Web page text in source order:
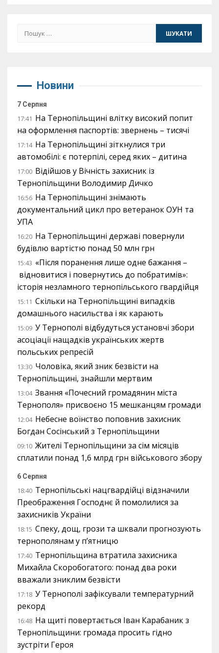
Пошук:
Новини
7 Серпня
17:41 На Тернопільщині влітку високий попит
на оформлення паспортів: звернень – тисячі
17:14 На Тернопільщині зіткнулися три
автомобілі: є потерпілі, серед яких – дитина
17:00 Відійшов у Вічність захисник із
Тернопільщини Володимир Дичко
16:56 На Тернопільщині знімають
документальний цикл про ветеранок ОУН та
УПА
16:20 На Тернопільщині державі повернули
будівлю вартістю понад 50 млн грн
15:43 «Після поранення лише одне бажання –
відновитися і повернутись до побратимів»:
історія незламного тернопільського гвардійця
15:11 Скільки на Тернопільщині випадків
домашнього насильства і як карають
15:09 У Тернополі відбудуться установчі збори
асоціації нащадків українських жертв
польських репресій
13:30 Чоловіка, який зник безвісти на
Тернопільщині, знайшли мертвим
13:04 Звання «Почесний громадянин міста
Тернополя» присвоєно 15 мешканцям громади
12:04 Небесне воїнство поповнив захисник
Богдан Сосінський з Тернопільщини
09:10 Жителі Тернопільщини за сім місяців
сплатили понад 1,6 млрд грн військового збору
6 Серпня
18:40 Тернопільські нацгвардійці відзначили
Преображення Господнє й помолилися за
захисників України
18:15 Спеку, дощ, грози та шквали прогнозують
тернополянам у п’ятницю
17:40 Тернопільщина втратила захисника
Михайла Скоробогатого: понад два роки
вважали зниклим безвісти
17:18 У Тернополі зафіксували температурний
рекорд
16:48 На щиті повертається Іван Карабаник з
Тернопільщини: громада просить гідно
зустріти Героя